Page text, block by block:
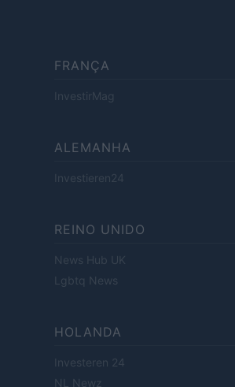
FRANÇA
InvestirMag
ALEMANHA
Investieren24
REINO UNIDO
News Hub UK
Lgbtq News
HOLANDA
Investeren 24
NL Newz